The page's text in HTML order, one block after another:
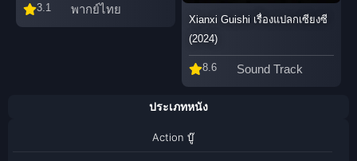
3.1 พากย์ไทย
Xianxi Guishi เรื่องแปลกเซียงซี
(2024)
8.6 Sound Track
ประเภทหนัง
Action บู๊